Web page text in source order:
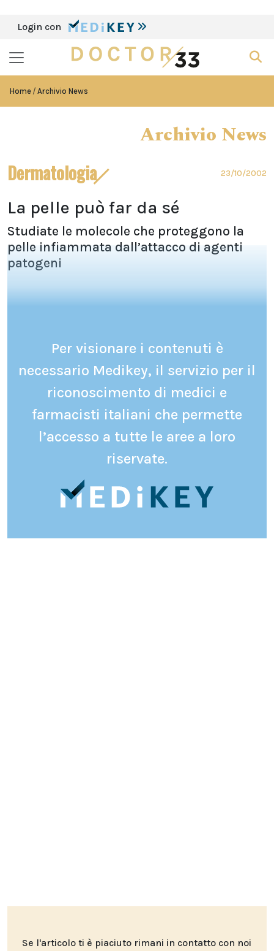
Login con
Home Archivio News
Archivio News
Dermatologia 23/10/2002
La pelle può far da sé
Studiate le molecole che proteggono la
pelle infiammata dall’attacco di agenti
patogeni
Per visionare i contenuti è
necessario Medikey, il servizio per il
riconoscimento di medici e
farmacisti italiani che permette
l’accesso a tutte le aree a loro
riservate.
Se l'articolo ti è piaciuto rimani in contatto con noi